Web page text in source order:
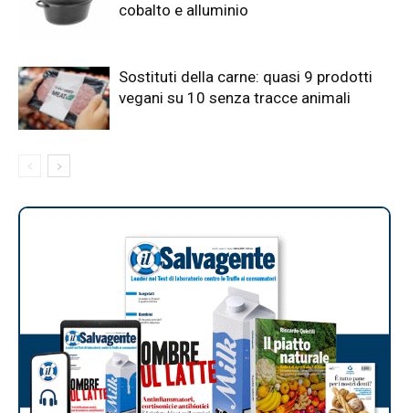
cobalto e alluminio
Sostituti della carne: quasi 9 prodotti
vegani su 10 senza tracce animali